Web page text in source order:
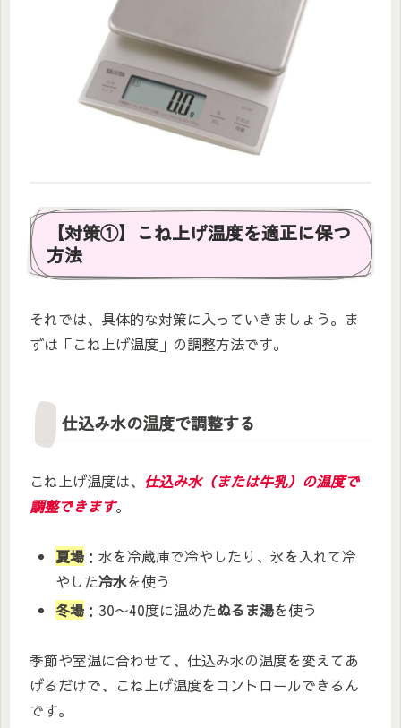
【対策①】こね上げ温度を適正に保つ
方法
それでは、具体的な対策に入っていきましょう。ま
ずは「こね上げ温度」の調整方法です。
仕込み水の温度で調整する
こね上げ温度は、 仕込み水（または牛乳）の温度で
調整できます。
夏場 ：水を冷蔵庫で冷やしたり、氷を入れて冷
やした冷水を使う
冬場 ：30〜40度に温めたぬるま湯を使う
季節や室温に合わせて、仕込み水の温度を変えてあ
げるだけで、こね上げ温度をコントロールできるん
です。